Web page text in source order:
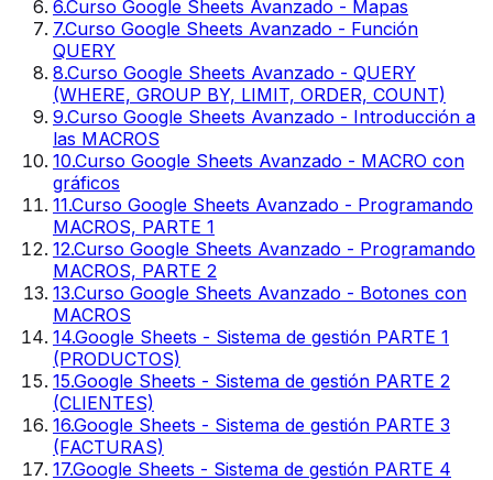
6.Curso Google Sheets Avanzado - Mapas
7.Curso Google Sheets Avanzado - Función
QUERY
8.Curso Google Sheets Avanzado - QUERY
(WHERE, GROUP BY, LIMIT, ORDER, COUNT)
9.Curso Google Sheets Avanzado - Introducción a
las MACROS
10.Curso Google Sheets Avanzado - MACRO con
gráficos
11.Curso Google Sheets Avanzado - Programando
MACROS, PARTE 1
12.Curso Google Sheets Avanzado - Programando
MACROS, PARTE 2
13.Curso Google Sheets Avanzado - Botones con
MACROS
14.Google Sheets - Sistema de gestión PARTE 1
(PRODUCTOS)
15.Google Sheets - Sistema de gestión PARTE 2
(CLIENTES)
16.Google Sheets - Sistema de gestión PARTE 3
(FACTURAS)
17.Google Sheets - Sistema de gestión PARTE 4